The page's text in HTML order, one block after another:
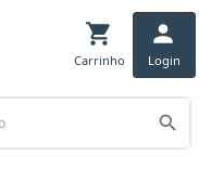
Carrinho Login